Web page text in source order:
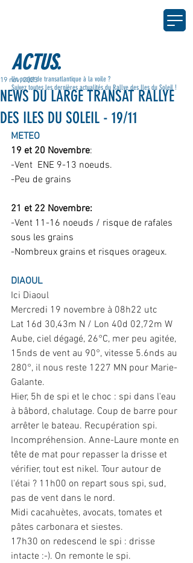
ACTUS.
NEWS DU LARGE TRANSAT RALLYE
DES ILES DU SOLEIL - 19/11
19 nov. 2025
METEO
19 et 20 Novembre:
-Vent  ENE 9-13 noeuds.
-Peu de grains
21 et 22 Novembre:
-Vent 11-16 noeuds / risque de rafales
sous les grains
-Nombreux grains et risques orageux.
DIAOUL
Ici Diaoul
Mercredi 19 novembre à 08h22 utc
Lat 16d 30,43m N / Lon 40d 02,72m W
Aube, ciel dégagé, 26°C, mer peu agitée,
15nds de vent au 90°, vitesse 5.6nds au
280°, il nous reste 1227 MN pour Marie-
Galante.
Hier, 5h de spi et le choc : spi dans l'eau
à bâbord, chalutage. Coup de barre pour
arrêter le bateau. Recupération spi.
Incompréhension. Anne-Laure monte en
tête de mat pour repasser la drisse et
vérifier, tout est nikel. Tour autour de
l'étai ? 11h00 on repart sous spi, sud,
pas de vent dans le nord.
Midi cacahuètes, avocats, tomates et
pâtes carbonara et siestes.
17h30 on redescend le spi : drisse
intacte :-). On remonte le spi.
Un projet de transatlantique à la voile ?
Suivez toutes les dernières actualités du Rallye des Iles du Soleil !